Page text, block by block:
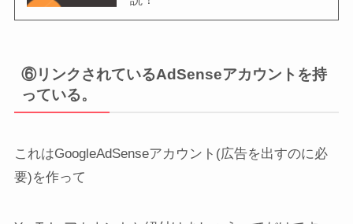
⑥リンクされているAdSenseアカウントを持
っている。
これはGoogleAdSenseアカウント(広告を出すのに必
要)を作って